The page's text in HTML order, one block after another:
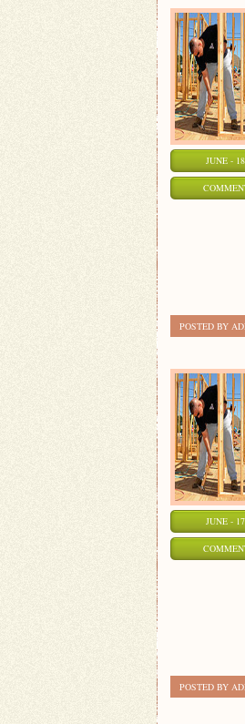
JUNE -
POSTED BY
JUNE -
POSTED BY